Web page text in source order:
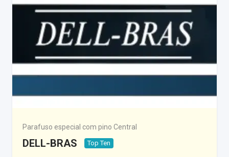
Parafuso especial com pino Central
DELL-BRAS Top Ten